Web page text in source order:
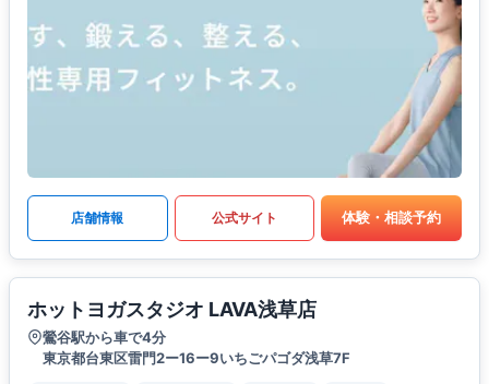
店舗情報 公式サイト 体験・相談予約
ホットヨガスタジオ LAVA浅草店
鶯谷駅から車で4分
東京都台東区雷門2ー16ー9いちごパゴダ浅草7F